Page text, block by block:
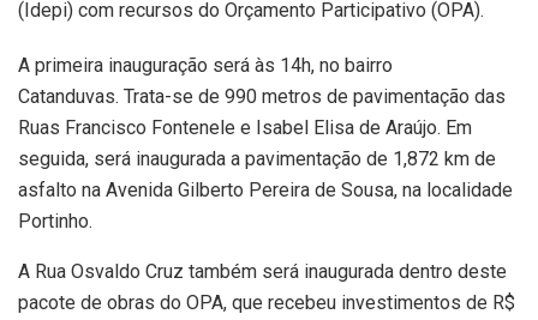
(Idepi) com recursos do Orçamento Participativo (OPA).
A primeira inauguração será às 14h, no bairro
Catanduvas. Trata-se de 990 metros de pavimentação das
Ruas Francisco Fontenele e Isabel Elisa de Araújo. Em
seguida, será inaugurada a pavimentação de 1,872 km de
asfalto na Avenida Gilberto Pereira de Sousa, na localidade
Portinho.
A Rua Osvaldo Cruz também será inaugurada dentro deste
pacote de obras do OPA, que recebeu investimentos de R$